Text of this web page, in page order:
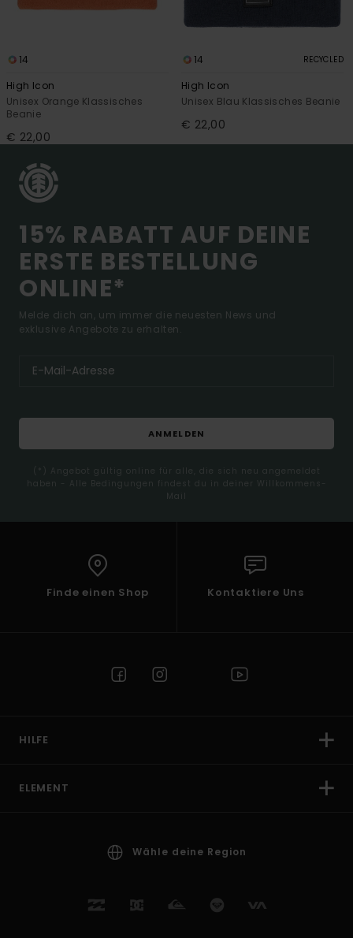
14
High Icon
Unisex Orange Klassisches
Beanie
€ 22,00
14 RECYCLED
High Icon
Unisex Blau Klassisches Beanie
€ 22,00
15% RABATT AUF DEINE
ERSTE BESTELLUNG
ONLINE*
Melde dich an, um immer die neuesten News und
exklusive Angebote zu erhalten.
ANMELDEN
(*) Angebot gültig online für alle, die sich neu angemeldet
haben - Alle Bedingungen findest du in deiner Willkommens-
Mail
Finde einen Shop Kontaktiere Uns
HILFE
ELEMENT
Wähle deine Region